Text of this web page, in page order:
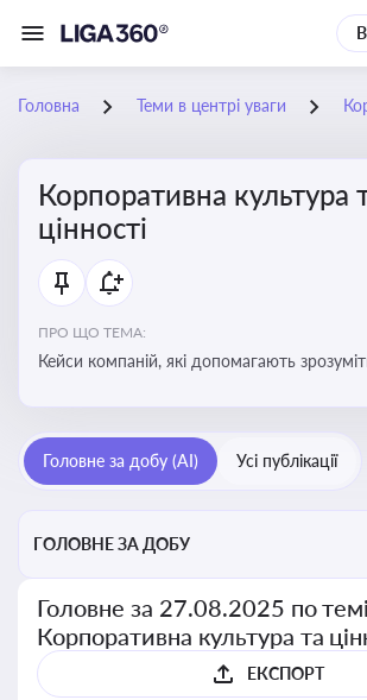
Головна Теми в центрі уваги
Корпоративна культура
цінності
ПРО ЩО ТЕМА:
Кейси компаній, які допомагають
бізнес-середовища
Головне за добу (AI) Усі публікації
ГОЛОВНЕ ЗА ДОБУ
Головне за 27.08.2025 по
Корпоративна культура та
ЕКСПОРТ